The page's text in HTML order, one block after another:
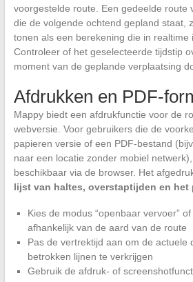
voorgestelde route. Een gedeelde route
die de volgende ochtend gepland staat,
tonen als een berekening die in realtime
Controleer of het geselecteerde tijdstip
moment van de geplande verplaatsing
Afdrukken en PDF-
Mappy biedt een afdrukfunctie voor de
webversie. Voor gebruikers die de
papieren versie of een PDF-bestand
naar een locatie zonder mobiel
beschikbaar via de browser. Het
lijst van haltes, overstaptijden en het
Kies de modus “openbaar vervoer”
afhankelijk van de aard van de route
Pas de vertrektijd aan om de actuele
betrokken lijnen te verkrijgen
Gebruik de afdruk- of